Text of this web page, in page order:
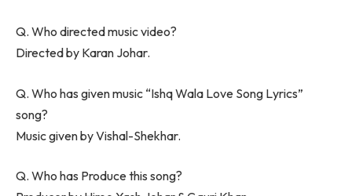
Q. Who directed music video?
Directed by Karan Johar.
Q. Who has given music “Ishq Wala Love Song Lyrics”
song?
Music given by Vishal-Shekhar.
Q. Who has Produce this song?